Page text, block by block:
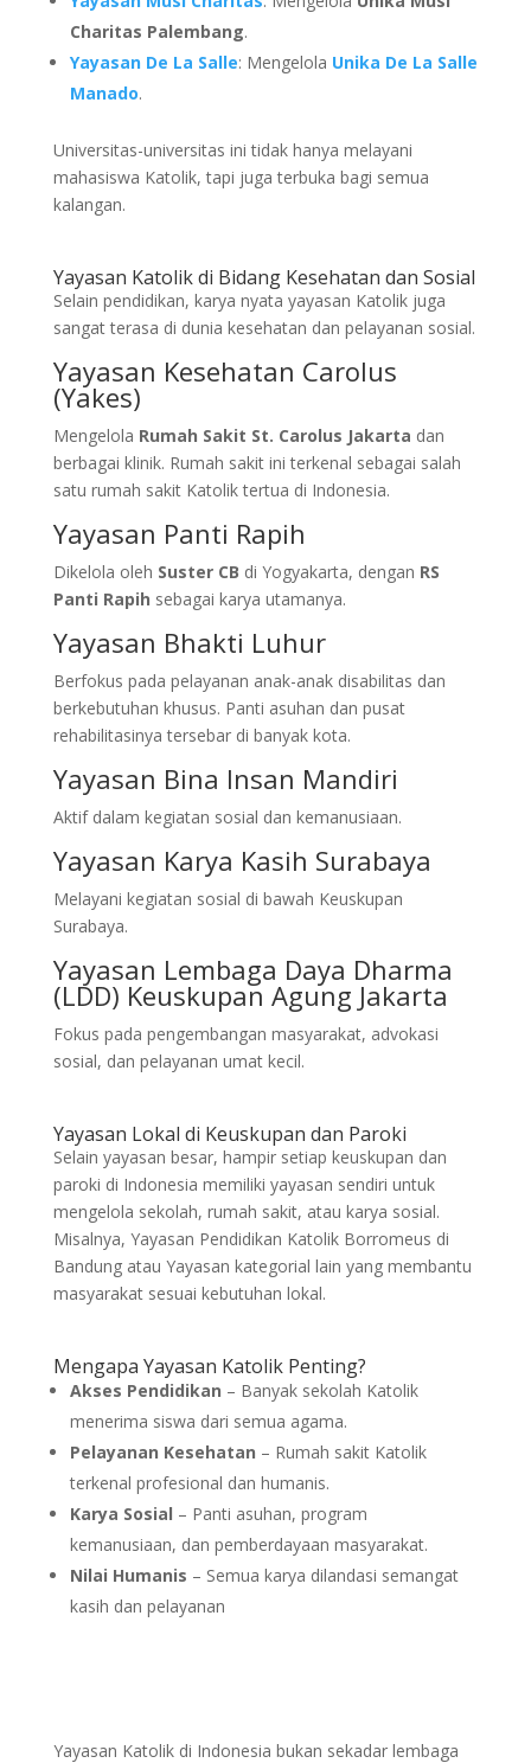
Charitas Palembang.
Yayasan De La Salle: Mengelola Unika De La Salle
Manado.
Universitas-universitas ini tidak hanya melayani
mahasiswa Katolik, tapi juga terbuka bagi semua
kalangan.
Yayasan Katolik di Bidang Kesehatan dan Sosial
Selain pendidikan, karya nyata yayasan Katolik juga
sangat terasa di dunia kesehatan dan pelayanan sosial.
Yayasan Kesehatan Carolus
(Yakes)
Mengelola Rumah Sakit St. Carolus Jakarta dan
berbagai klinik. Rumah sakit ini terkenal sebagai salah
satu rumah sakit Katolik tertua di Indonesia.
Yayasan Panti Rapih
Dikelola oleh Suster CB di Yogyakarta, dengan RS
Panti Rapih sebagai karya utamanya.
Yayasan Bhakti Luhur
Berfokus pada pelayanan anak-anak disabilitas dan
berkebutuhan khusus. Panti asuhan dan pusat
rehabilitasinya tersebar di banyak kota.
Yayasan Bina Insan Mandiri
Aktif dalam kegiatan sosial dan kemanusiaan.
Yayasan Karya Kasih Surabaya
Melayani kegiatan sosial di bawah Keuskupan
Surabaya.
Yayasan Lembaga Daya Dharma
(LDD) Keuskupan Agung Jakarta
Fokus pada pengembangan masyarakat, advokasi
sosial, dan pelayanan umat kecil.
Yayasan Lokal di Keuskupan dan Paroki
Selain yayasan besar, hampir setiap keuskupan dan
paroki di Indonesia memiliki yayasan sendiri untuk
mengelola sekolah, rumah sakit, atau karya sosial.
Misalnya, Yayasan Pendidikan Katolik Borromeus di
Bandung atau Yayasan kategorial lain yang membantu
masyarakat sesuai kebutuhan lokal.
Mengapa Yayasan Katolik Penting?
Akses Pendidikan – Banyak sekolah Katolik
menerima siswa dari semua agama.
Pelayanan Kesehatan – Rumah sakit Katolik
terkenal profesional dan humanis.
Karya Sosial – Panti asuhan, program
kemanusiaan, dan pemberdayaan masyarakat.
Nilai Humanis – Semua karya dilandasi semangat
kasih dan pelayanan
Yayasan Katolik di Indonesia bukan sekadar lembaga